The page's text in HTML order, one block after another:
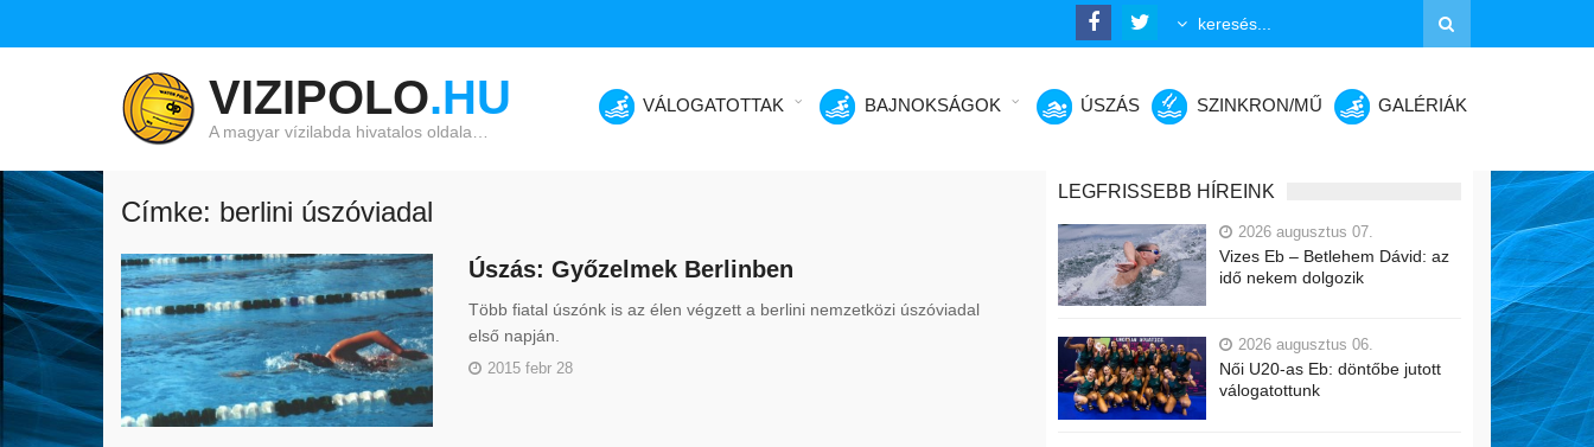
VIZIPOLO.HU
A magyar vízilabda hivatalos oldala…
VÁLOGATOTTAK BAJNOKSÁGOK ÚSZÁS SZINKRON/MŰ GALÉRIÁK
Címke: berlini úszóviadal
Úszás: Győzelmek Berlinben
Több fiatal úszónk is az élen végzett a berlini nemzetközi úszóviadal
első napján.
2015 febr 28
LEGFRISSEBB HÍREINK
2026 augusztus 07.
Vizes Eb – Betlehem Dávid: az
idő nekem dolgozik
2026 augusztus 06.
Női U20-as Eb: döntőbe jutott
válogatottunk